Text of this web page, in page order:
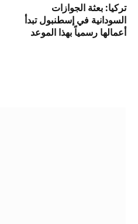
تركيا: بعثة الجوازات
السودانية في إسطنبول تبدأ
أعمالها رسمياً بهذا الموعد